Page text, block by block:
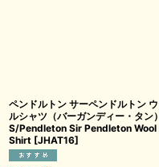
ペンドルトン サーペンドルトン
ルシャツ（バーガンディー・タン）
S/Pendleton Sir Pendleton Wool
Shirt [JHAT16]